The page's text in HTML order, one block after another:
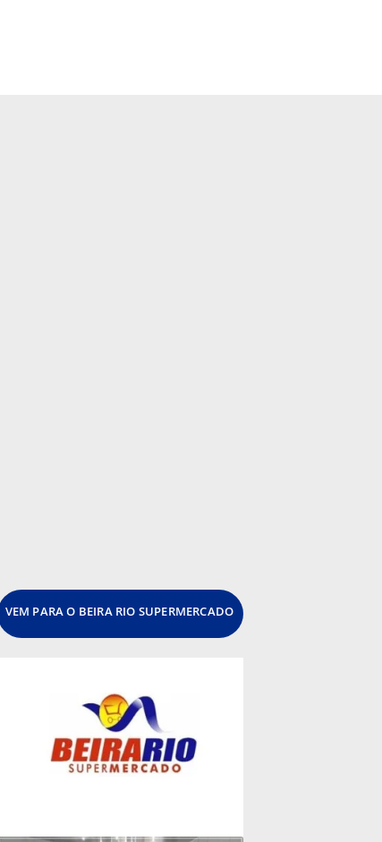
VEM PARA O BEIRA RIO SUPERMERCADO